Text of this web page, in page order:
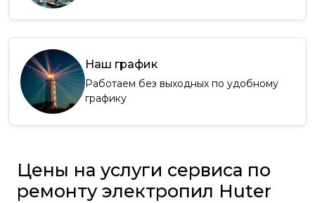
Наш график
Работаем без выходных по удобному
графику
Цены на услуги сервиса по
ремонту электропил Huter